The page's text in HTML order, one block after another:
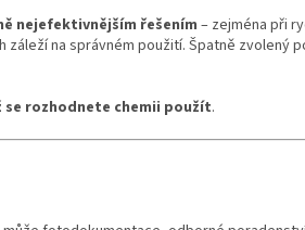
nejefektivnějším řešením– zejména při
na správném použití. Špatně zvolený
se rozhodnete chemii použít.